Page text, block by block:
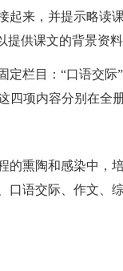
起来，并提示略读
供课文的背景资
栏目：“口语交际
四项内容分别在全
的熏陶和感染中，
口语交际、作文、